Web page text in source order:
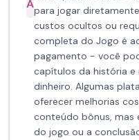
Apara jogar
custos ocultos ou
completa do Jogo é
pagamento - você
capítulos da história e
dinheiro. Algumas
oferecer melhorias
conteúdo bônus, mas
do jogo ou a